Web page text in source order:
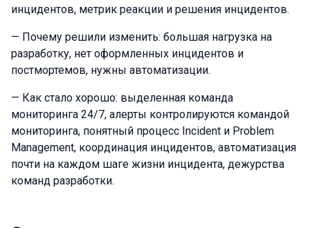
инцидентов, метрик реакции и решения инцидентов.
— Почему решили изменить: большая нагрузка на
разработку, нет оформленных инцидентов и
постмортемов, нужны автоматизации.
— Как стало хорошо: выделенная команда
мониторинга 24/7, алерты контролируются командой
мониторинга, понятный процесс Incident и Problem
Management, координация инцидентов, автоматизация
почти на каждом шаге жизни инцидента, дежурства
команд разработки.